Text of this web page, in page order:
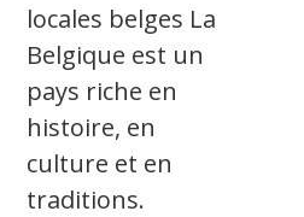
locales belges La
Belgique est un
pays riche en
histoire, en
culture et en
traditions.